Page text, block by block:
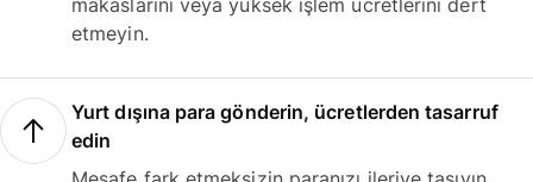
makaslarını veya yüksek işlem ücretlerini dert
etmeyin.
Yurt dışına para gönderin, ücretlerden tasarruf
edin